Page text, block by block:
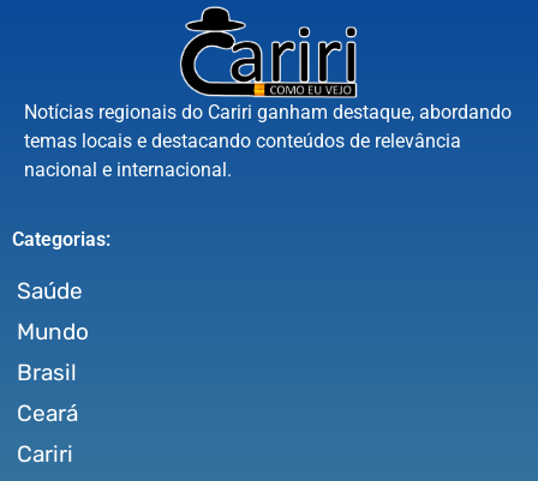
Notícias regionais do Cariri ganham destaque, abordando
temas locais e destacando conteúdos de relevância
nacional e internacional.
Categorias:
Saúde
Mundo
Brasil
Ceará
Cariri